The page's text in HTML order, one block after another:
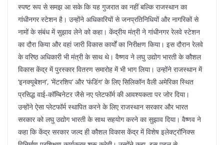
स्पष्ट रूप से समझ आ सके कि यह गुजरात का नहीं बल्कि राजस्थान का
गांधीनगर स्टेशन है। उन्होंने अधिकारियों से जनप्रतिनिधियों और नागरिकों से
नामों के संबंध में सुझाव लेने को कहा। केंद्रीय मंत्री ने गांधीनगर रेलवे स्टेशन
का दौरा किया और वहां जारी विकास कार्यों का निरीक्षण किया। इस दौरान रेलवे
के वरिष्ठ अधिकारी भी मंत्री के साथ थे। वैष्णव ने लघु उद्योग भारती के कौशल
विकास केंद्र में पुरस्कार वितरण समारोह में भी भाग लिया। उन्होंने राजस्थान में
‘इनक्यूबेशन’, ‘मेंटरशिप’ और ‘फंडिंग’ के लिए सिलिकॉन वैली अमेरिका स्थित
प्रसिद्ध वाई-कॉम्बिनेटर जैसे नए प्लेटफॉर्म की आवश्यकता पर जोर दिया।
उन्होंने ऐसा प्लेटफॉर्म स्थापित करने के लिए राजस्थान सरकार और भारत
सरकार को लघु उद्योग भारती के साथ सहयोग करने का सुझाव दिया। वैष्णव ने
कहा कि केंद्र सरकार जल्द ही कौशल विकास केंद्र में विशेष इलेक्ट्रॉनिक्स